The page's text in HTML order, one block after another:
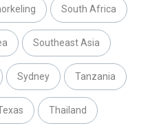
South Africa
Southeast Asia
Sydney Tanzania
Thailand